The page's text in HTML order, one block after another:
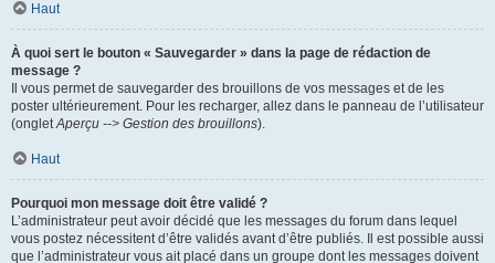
Haut
À quoi sert le bouton « Sauvegarder » dans la page de rédaction de
message ?
Il vous permet de sauvegarder des brouillons de vos messages et de les
poster ultérieurement. Pour les recharger, allez dans le panneau de l’utilisateur
(ongletAperçu --> Gestion des brouillons).
Haut
Pourquoi mon message doit être validé ?
L’administrateur peut avoir décidé que les messages du forum dans lequel
vous postez nécessitent d’être validés avant d’être publiés. Il est possible aussi
que l’administrateur vous ait placé dans un groupe dont les messages doivent